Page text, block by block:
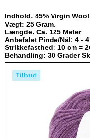
Indhold: 85% Virgin Wool
Vægt: 25 Gram.
Længde: Ca. 125 Meter
Anbefalet Pinde/Nål: 4 -
Strikkefasthed: 10 cm =
Behandling: 30 Grader
Tilbud